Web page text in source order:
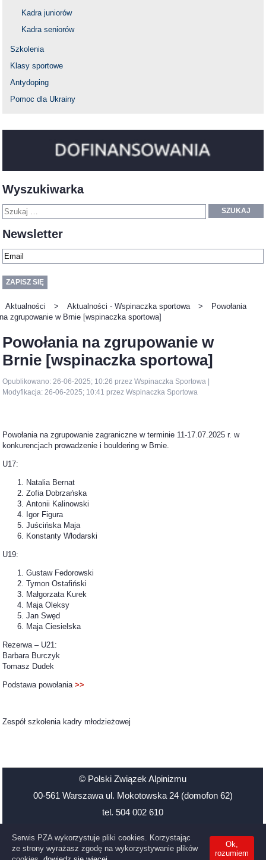
Kadra juniorów
Kadra seniorów
Szkolenia
Klasy sportowe
Antydoping
Pomoc dla Ukrainy
Wyszukiwarka
SZUKAJ
Newsletter
Aktualności > Aktualności - Wspinaczka sportowa >
Powołania
na zgrupowanie w Brnie [wspinaczka sportowa]
Powołania na zgrupowanie w
Brnie [wspinaczka sportowa]
Opublikowano: 26-06-2025; 10:26 przez Wspinaczka Sportowa |
Modyfikacja: 26-06-2025; 10:41 przez Wspinaczka Sportowa
Powołania na zgrupowanie zagraniczne w terminie 11-17.07.2025 r. w
konkurencjach prowadzenie i bouldering w Brnie.
U17:
Natalia Bernat
Zofia Dobrzańska
Antonii Kalinowski
Igor Figura
Juścińska Maja
Konstanty Włodarski
U19:
Gustaw Fedorowski
Tymon Ostafiński
Małgorzata Kurek
Maja Oleksy
Jan Swęd
Maja Ciesielska
Rezerwa – U21:
Barbara Burczyk
Tomasz Dudek
Podstawa powołania>>
Zespół szkolenia kadry młodzieżowej
© Polski Związek Alpinizmu
00-561 Warszawa ul. Mokotowska 24 (domofon 62)
tel. 504 002 610
NIP: 527-21-39-619
Serwis PZA wykorzystuje pliki cookies. Korzystając
ze strony wyrażasz zgodę na wykorzystywanie plików
Ok,
rozumiem